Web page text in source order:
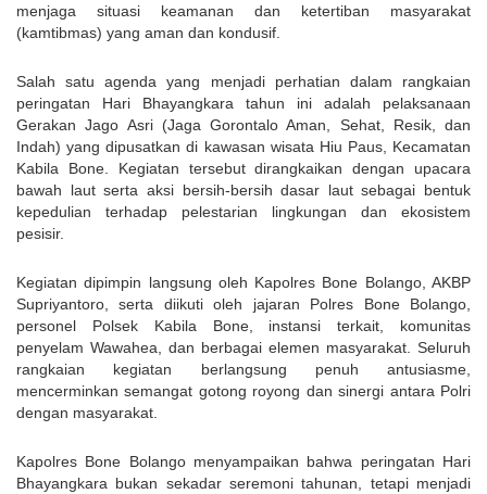
menjaga situasi keamanan dan ketertiban masyarakat
(kamtibmas) yang aman dan kondusif.
Salah satu agenda yang menjadi perhatian dalam rangkaian
peringatan Hari Bhayangkara tahun ini adalah pelaksanaan
Gerakan Jago Asri (Jaga Gorontalo Aman, Sehat, Resik, dan
Indah) yang dipusatkan di kawasan wisata Hiu Paus, Kecamatan
Kabila Bone. Kegiatan tersebut dirangkaikan dengan upacara
bawah laut serta aksi bersih-bersih dasar laut sebagai bentuk
kepedulian terhadap pelestarian lingkungan dan ekosistem
pesisir.
Kegiatan dipimpin langsung oleh Kapolres Bone Bolango, AKBP
Supriyantoro, serta diikuti oleh jajaran Polres Bone Bolango,
personel Polsek Kabila Bone, instansi terkait, komunitas
penyelam Wawahea, dan berbagai elemen masyarakat. Seluruh
rangkaian kegiatan berlangsung penuh antusiasme,
mencerminkan semangat gotong royong dan sinergi antara Polri
dengan masyarakat.
Kapolres Bone Bolango menyampaikan bahwa peringatan Hari
Bhayangkara bukan sekadar seremoni tahunan, tetapi menjadi